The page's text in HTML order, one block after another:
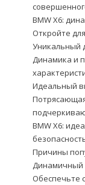
BMW X6:
Откройте
Уникальный
Динамика и
Идеальный
BMW X6:
Причины
Динамичный
Обеспечьте